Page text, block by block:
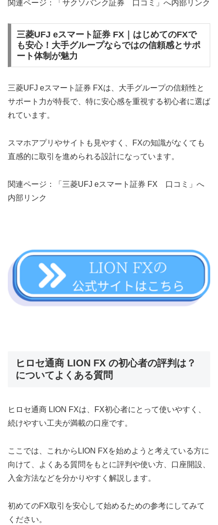
関連ページ：「サクソバンク証券 口コミ」へ内部リンク
三菱UFJ eスマート証券 FX｜はじめてのFXで
も安心！大手グループならではの信頼感とサポ
ート体制が魅力
三菱UFJ eスマート証券 FXは、大手グループの信頼性と
サポート力が特長で、特に安心感を重視する初心者に選ば
れています。
スマホアプリやサイトも見やすく、FXの知識がなくても
直感的に取引を進められる設計になっています。
関連ページ：「三菱UFJ eスマート証券 FX 口コミ」へ
内部リンク
ヒロセ通商 LION FX の初心者の評判は？
についてよくある質問
ヒロセ通商 LION FXは、FX初心者にとって使いやすく、
続けやすい工夫が満載の口座です。
ここでは、これからLION FXを始めようと考えている方に
向けて、よくある質問をもとに評判や使い方、口座開設、
入金方法などを分かりやすく解説します。
初めてのFX取引を安心して始めるための参考にしてみて
ください。